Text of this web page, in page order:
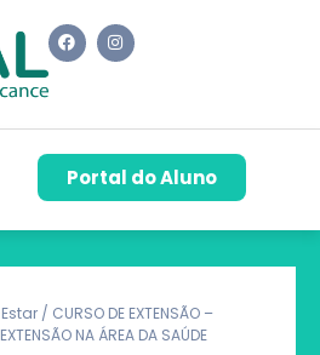
Portal do Aluno
/ CURSO DE EXTENSÃO –
NA ÁREA DA SAÚDE